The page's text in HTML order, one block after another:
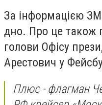
За інформацією
дно. Про це також
голови Офісу
Арестович у
Плюс - флагман